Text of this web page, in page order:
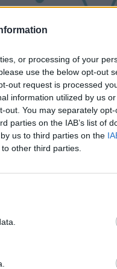
or processing of your
use the below opt-out
out request is processed
information utilized by us
out. You may separately
parties on the IAB’s list of
us to third parties on the
other third parties.
Προσφορά!
την Aloha Nails
όσα χρειάζεστε
νυχιών